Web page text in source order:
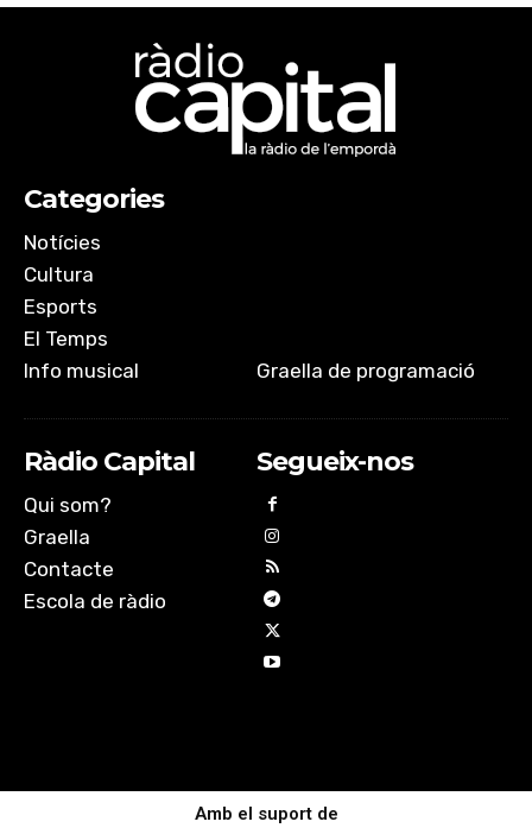
Categories
Notícies
Cultura
Esports
El Temps
Info musical
Graella de programació
Ràdio Capital
Qui som?
Graella
Contacte
Escola de ràdio
Segueix-nos
Amb el suport de